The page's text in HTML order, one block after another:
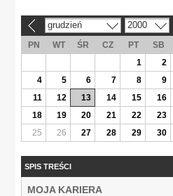
grudzień 2000
PN WT ŚR CZ PT SB
1
2
4
5 6 7 8 9
11
12 13 14 15 16
18
19 20 21 22 23
25
26 27 28 29 30
SPIS TREŚCI
MOJA KARIERA